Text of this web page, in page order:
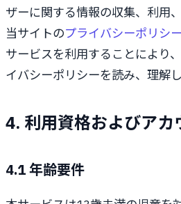
ザーに関する情報の収集、利用
当サイトのプライバシーポリシー
サービスを利用することにより
イバシーポリシーを読み、理解
4. 利用資格およびアカ
4.1 年齢要件